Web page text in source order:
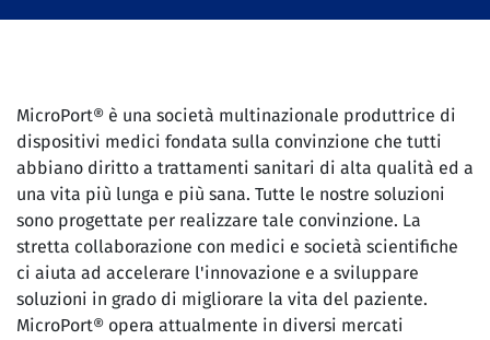
MicroPort® è una società multinazionale produttrice di
dispositivi medici fondata sulla convinzione che tutti
abbiano diritto a trattamenti sanitari di alta qualità ed a
una vita più lunga e più sana. Tutte le nostre soluzioni
sono progettate per realizzare tale convinzione. La
stretta collaborazione con medici e società scientifiche
ci aiuta ad accelerare l'innovazione e a sviluppare
soluzioni in grado di migliorare la vita del paziente.
MicroPort® opera attualmente in diversi mercati